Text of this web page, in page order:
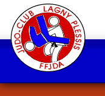
Panneau de gestion des